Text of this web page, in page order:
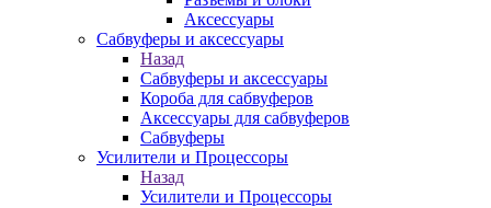
Аксессуары
Сабвуферы и аксессуары
Назад
Сабвуферы и аксессуары
Короба для сабвуферов
Аксессуары для сабвуферов
Сабвуферы
Усилители и Процессоры
Назад
Усилители и Процессоры